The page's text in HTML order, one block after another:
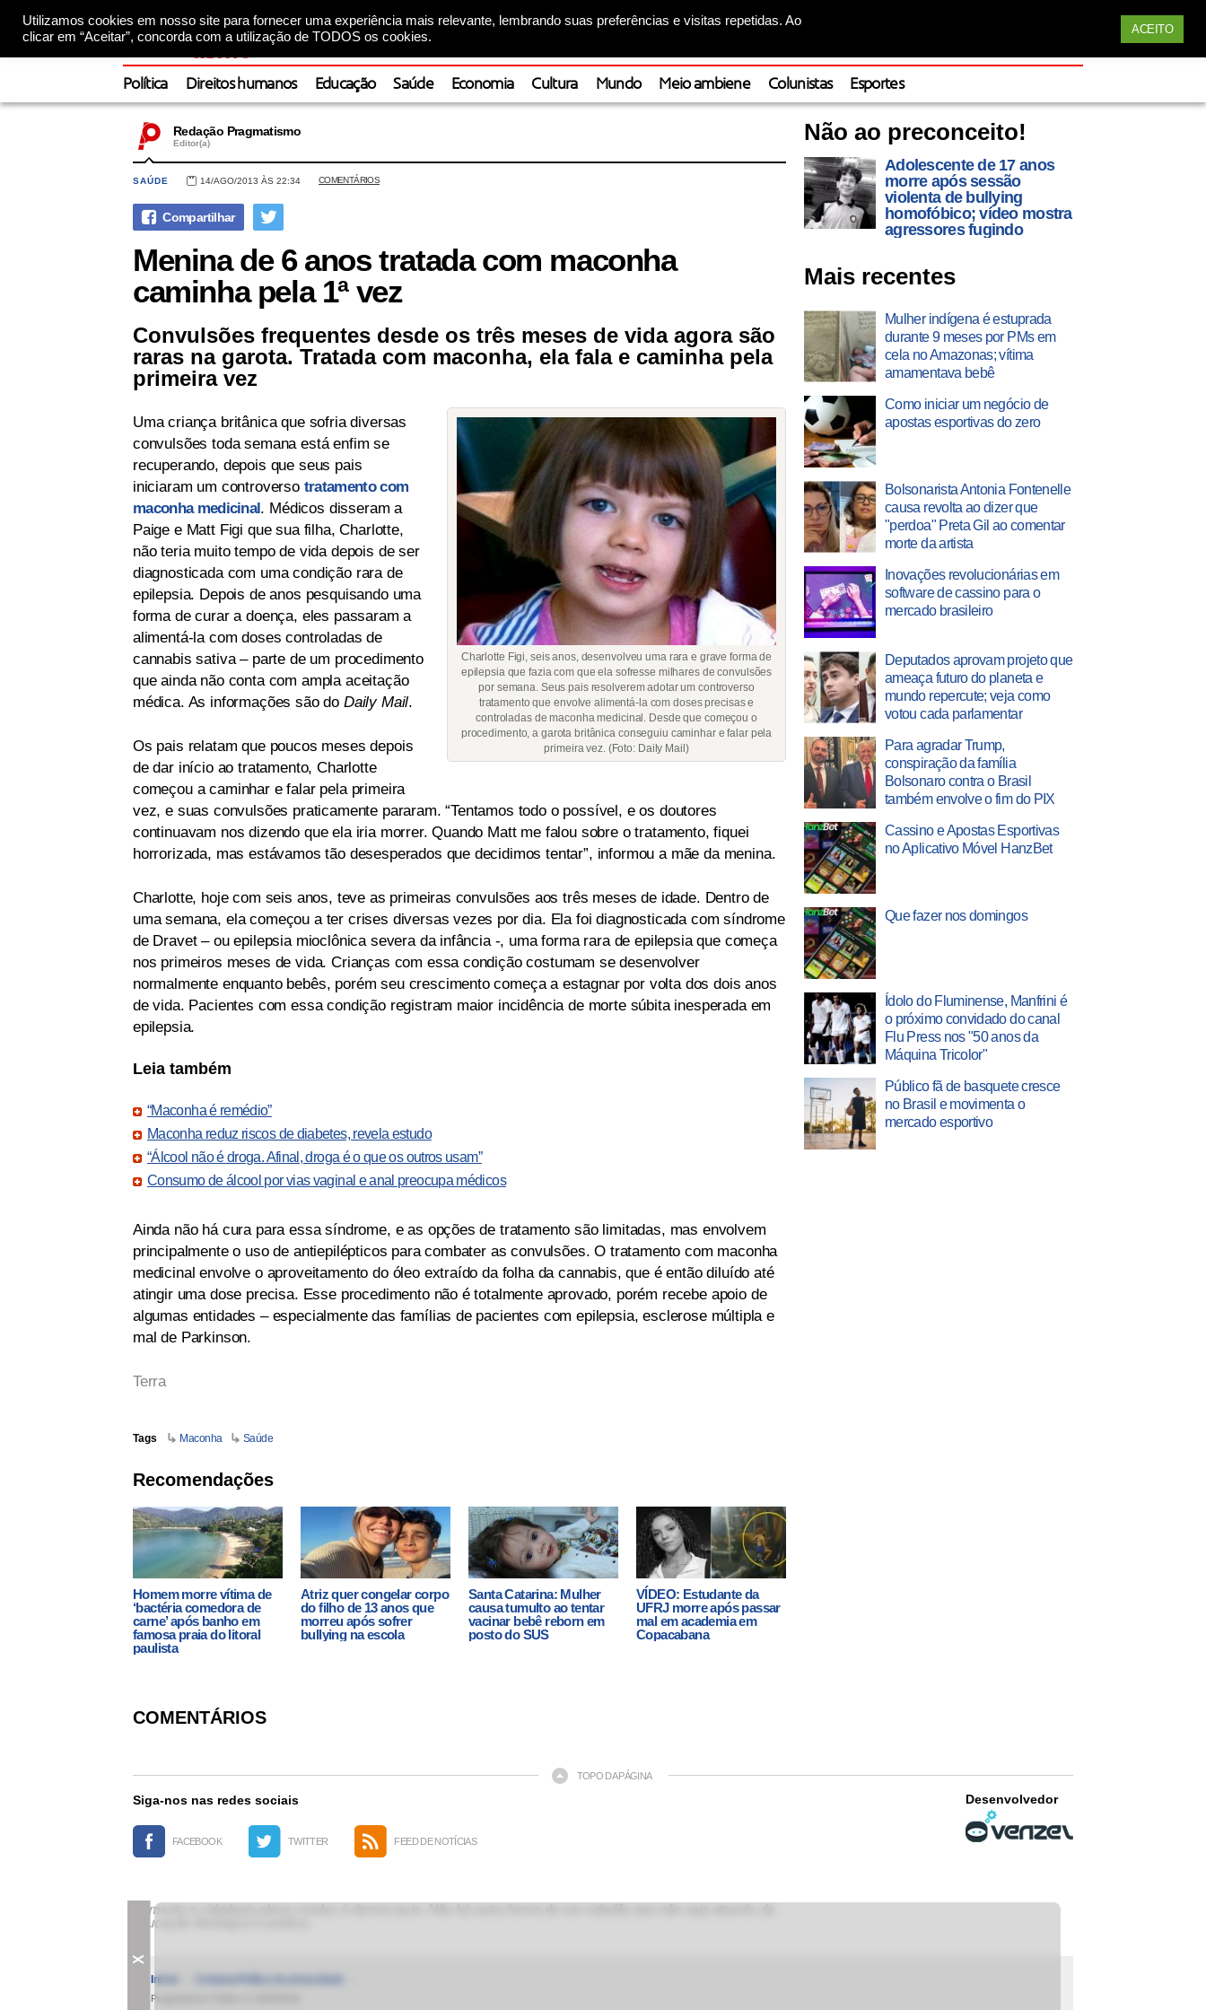
Utilizamos cookies em nosso site para fornecer uma experiência mais relevante, lembrando suas preferências e visitas repetidas. Ao
clicar em “Aceitar”, concorda com a utilização de TODOS os cookies.
ACEITO
Política Direitos humanos Educação Saúde Economia Cultura Mundo Meio ambiene Colunistas Esportes
Redação Pragmatismo
Editor(a)
SAÚDE 14/AGO/2013 ÀS 22:34 COMENTÁRIOS
Menina de 6 anos tratada com maconha
caminha pela 1ª vez
Convulsões frequentes desde os três meses de vida agora são
raras na garota. Tratada com maconha, ela fala e caminha pela
primeira vez
Charlotte Figi, seis anos, desenvolveu uma rara e grave forma de
epilepsia que fazia com que ela sofresse milhares de convulsões
por semana. Seus pais resolverem adotar um controverso
tratamento que envolve alimentá-la com doses precisas e
controladas de maconha medicinal. Desde que começou o
procedimento, a garota britânica conseguiu caminhar e falar pela
primeira vez. (Foto: Daily Mail)
Uma criança britânica que sofria diversas
convulsões toda semana está enfim se
recuperando, depois que seus pais
iniciaram um controverso tratamento com
maconha medicinal. Médicos disseram a
Paige e Matt Figi que sua filha, Charlotte,
não teria muito tempo de vida depois de ser
diagnosticada com uma condição rara de
epilepsia. Depois de anos pesquisando uma
forma de curar a doença, eles passaram a
alimentá-la com doses controladas de
cannabis sativa – parte de um procedimento
que ainda não conta com ampla aceitação
médica. As informações são do Daily Mail.
Os pais relatam que poucos meses depois
de dar início ao tratamento, Charlotte
começou a caminhar e falar pela primeira
vez, e suas convulsões praticamente pararam. “Tentamos todo o possível, e os doutores
continuavam nos dizendo que ela iria morrer. Quando Matt me falou sobre o tratamento, fiquei
horrorizada, mas estávamos tão desesperados que decidimos tentar”, informou a mãe da menina.
Charlotte, hoje com seis anos, teve as primeiras convulsões aos três meses de idade. Dentro de
uma semana, ela começou a ter crises diversas vezes por dia. Ela foi diagnosticada com síndrome
de Dravet – ou epilepsia mioclônica severa da infância -, uma forma rara de epilepsia que começa
nos primeiros meses de vida. Crianças com essa condição costumam se desenvolver
normalmente enquanto bebês, porém seu crescimento começa a estagnar por volta dos dois anos
de vida. Pacientes com essa condição registram maior incidência de morte súbita inesperada em
epilepsia.
Leia também
“Maconha é remédio”
Maconha reduz riscos de diabetes, revela estudo
“Álcool não é droga. Afinal, droga é o que os outros usam”
Consumo de álcool por vias vaginal e anal preocupa médicos
Ainda não há cura para essa síndrome, e as opções de tratamento são limitadas, mas envolvem
principalmente o uso de antiepilépticos para combater as convulsões. O tratamento com maconha
medicinal envolve o aproveitamento do óleo extraído da folha da cannabis, que é então diluído até
atingir uma dose precisa. Esse procedimento não é totalmente aprovado, porém recebe apoio de
algumas entidades – especialmente das famílias de pacientes com epilepsia, esclerose múltipla e
mal de Parkinson.
Terra
Tags Maconha Saúde
Recomendações
Homem morre vítima de
‘bactéria comedora de
carne’ após banho em
famosa praia do litoral
paulista
Atriz quer congelar corpo
do filho de 13 anos que
morreu após sofrer
bullying na escola
Santa Catarina: Mulher
causa tumulto ao tentar
vacinar bebê reborn em
posto do SUS
VÍDEO: Estudante da
UFRJ morre após passar
mal em academia em
Copacabana
COMENTÁRIOS
Não ao preconceito!
Adolescente de 17 anos
morre após sessão
violenta de bullying
homofóbico; vídeo mostra
agressores fugindo
Mais recentes
Mulher indígena é estuprada
durante 9 meses por PMs em
cela no Amazonas; vítima
amamentava bebê
Como iniciar um negócio de
apostas esportivas do zero
Bolsonarista Antonia Fontenelle
causa revolta ao dizer que
"perdoa" Preta Gil ao comentar
morte da artista
Inovações revolucionárias em
software de cassino para o
mercado brasileiro
Deputados aprovam projeto que
ameaça futuro do planeta e
mundo repercute; veja como
votou cada parlamentar
Para agradar Trump,
conspiração da família
Bolsonaro contra o Brasil
também envolve o fim do PIX
Cassino e Apostas Esportivas
no Aplicativo Móvel HanzBet
Que fazer nos domingos
Ídolo do Fluminense, Manfrini é
o próximo convidado do canal
Flu Press nos "50 anos da
Máquina Tricolor"
Público fã de basquete cresce
no Brasil e movimenta o
mercado esportivo
TOPO DA PÁGINA
Siga-nos nas redes sociais
FACEBOOK TWITTER FEED DE NOTÍCIAS
Somente a cidadania plena conduz à democracia. Não há outra forma de ser cidadão que não seja através da
educação ideológica e política.
Desenvolvedor
Inicial
Pragmatismo Político © 2009/2025
X